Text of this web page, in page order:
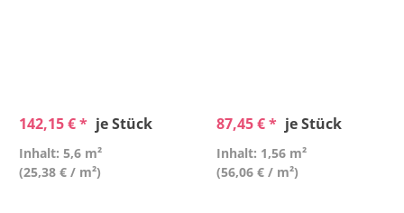
142,15 € * je Stück
Inhalt: 5,6 m²
(25,38 € / m²)
87,45 € * je Stück
Inhalt: 1,56 m²
(56,06 € / m²)